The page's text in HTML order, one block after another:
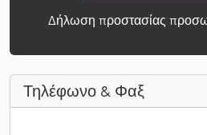
Δήλωση προστασίας
Τηλέφωνο & Φαξ